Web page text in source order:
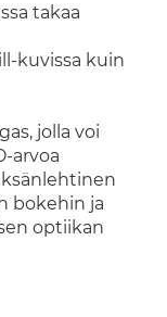
takaa
kuvissa kuin
jolla voi
arvoa
bokehin ja
optiikan